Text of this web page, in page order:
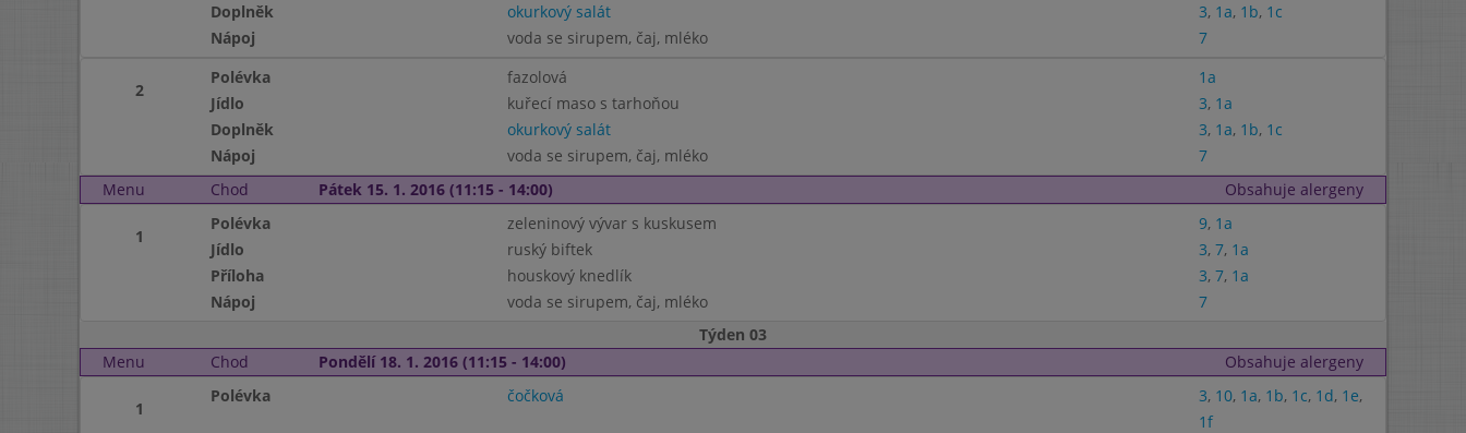
Doplněk
okurkový salát 3, 1a, 1b, 1c
Nápoj
voda se sirupem, čaj, mléko 7
2
Polévka fazolová
1a
Jídlo
kuřecí maso s tarhoňou 3, 1a
Doplněk
okurkový salát 3, 1a, 1b, 1c
Nápoj
voda se sirupem, čaj, mléko
7
Menu
Chod Pátek 15. 1. 2016 (11:15 - 14:00) Obsahuje alergeny
1
Polévka zeleninový vývar s kuskusem 9, 1a
Jídlo
ruský biftek 3, 7, 1a
Příloha
houskový knedlík 3, 7, 1a
Nápoj
voda se sirupem, čaj, mléko
7
Týden 03
Menu
Chod Pondělí 18. 1. 2016 (11:15 - 14:00) Obsahuje alergeny
1
Polévka čočková 3, 10, 1a, 1b, 1c, 1d, 1e,
1f